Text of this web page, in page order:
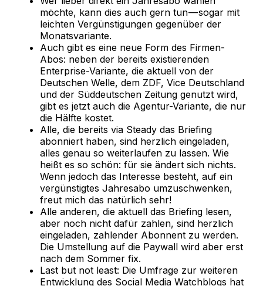
möchte, kann dies auch gern tun — sogar mit
leichten Vergünstigungen gegenüber der
Monatsvariante.
Auch gibt es eine neue Form des Firmen-
Abos: neben der bereits existierenden
Enterprise-Variante, die aktuell von der
Deutschen Welle, dem ZDF, Vice Deutschland
und der Süddeutschen Zeitung genutzt wird,
gibt es jetzt auch die Agentur-Variante, die nur
die Hälfte kostet.
Alle, die bereits via Steady das Briefing
abonniert haben, sind herzlich eingeladen,
alles genau so weiterlaufen zu lassen. Wie
heißt es so schön: für sie ändert sich nichts.
Wenn jedoch das Interesse besteht, auf ein
vergünstigtes Jahresabo umzuschwenken,
freut mich das natürlich sehr!
Alle anderen, die aktuell das Briefing lesen,
aber noch nicht dafür zahlen, sind herzlich
eingeladen, zahlender Abonnent zu werden.
Die Umstellung auf die Paywall wird aber erst
nach dem Sommer fix.
Last but not least: Die Umfrage zur weiteren
Entwicklung des Social Media Watchblogs hat